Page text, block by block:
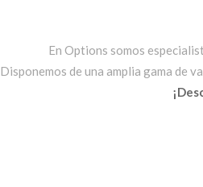
En Options somos
Disponemos de una amplia gama de